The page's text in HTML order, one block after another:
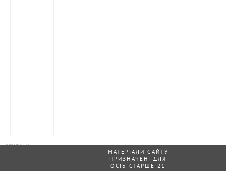
МАТЕРІАЛИ САЙТУ
ПРИЗНАЧЕНІ ДЛЯ
ОСІБ СТАРШЕ 21